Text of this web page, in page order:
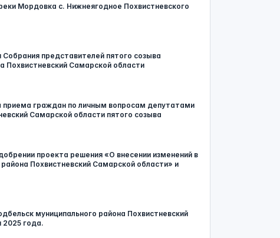
Мордовка с. Нижнеягодное Похвистневского
представителей пятого созыва
Похвистневский Самарской области
граждан по личным вопросам депутатами
Самарской области пятого созыва
проекта решения «О внесении изменений в
Похвистневский Самарской области» и
муниципального района Похвистневский
2025 года.